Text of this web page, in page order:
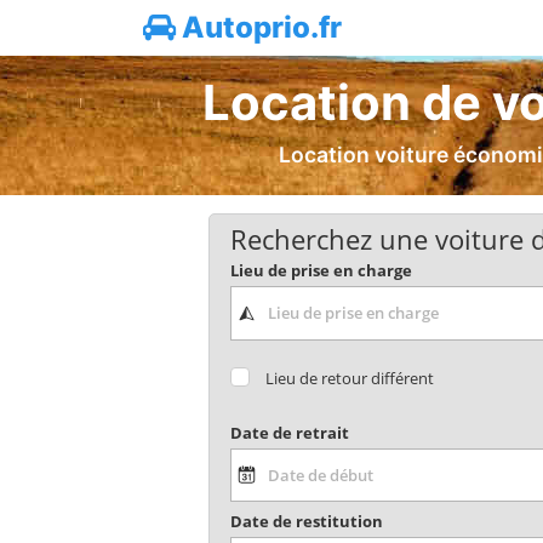
Autoprio.fr
Location de
Location voiture
Recherchez une voiture
Lieu de prise en charge
Lieu de retour différent
Date de retrait
Date de restitution